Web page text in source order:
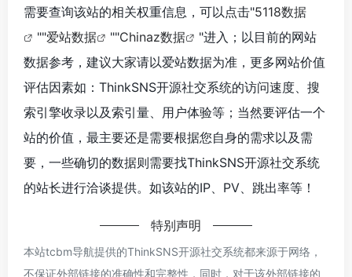
需要查询该站的相关权重信息，可以点击"5118数据
""爱站数据 ""Chinaz数据
"进入；以目前的网站
数据参考，建议大家请以爱站数据为准，更多网站价值
评估因素如：ThinkSNS开源社交系统的访问速度、搜
索引擎收录以及索引量、用户体验等；当然要评估一个
站的价值，最主要还是需要根据您自身的需求以及需
要，一些确切的数据则需要找ThinkSNS开源社交系统
的站长进行洽谈提供。如该站的IP、PV、跳出率等！
特别声明
本站tcbm导航提供的ThinkSNS开源社交系统都来源于网络，
不保证外部链接的准确性和完整性，同时，对于该外部链接的